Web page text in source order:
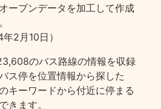
ープンデータを加工して作成
2月10日）
のバス路線の情報を収録
ス停を位置情報から探した
キーワードから付近に停まる
きます。